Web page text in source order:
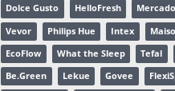
Dolce Gusto HelloFresh
Vevor Philips Hue Intex
EcoFlow What the Sleep Tefal
Be.Green Lekue Govee